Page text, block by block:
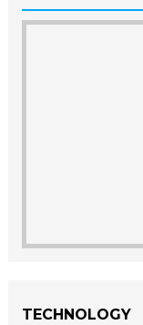
TECHNOLOGY